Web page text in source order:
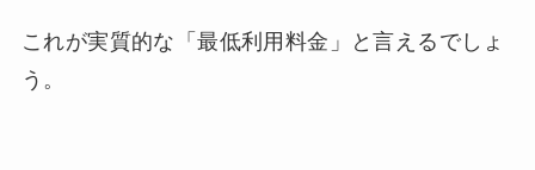
これが実質的な「最低利用料金」と言えるでしょ
う。